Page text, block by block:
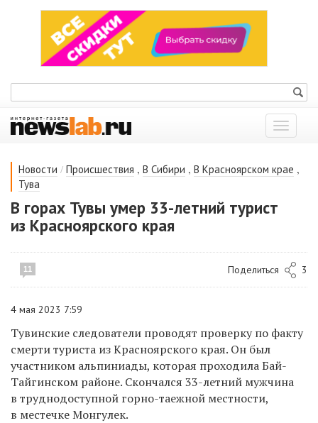
Показать
меню
Новости / Происшествия , В Сибири , В Красноярском крае ,
Тува
В горах Тувы умер 33-летний турист
из Красноярского края
11 Поделиться 3
4 мая 2023 7:59
Тувинские следователи проводят проверку по факту
смерти туриста из Красноярского края. Он был
участником альпиниады, которая проходила Бай-
Тайгинском районе. Скончался 33-летний мужчина
в труднодоступной горно-таежной местности,
в местечке Монгулек.